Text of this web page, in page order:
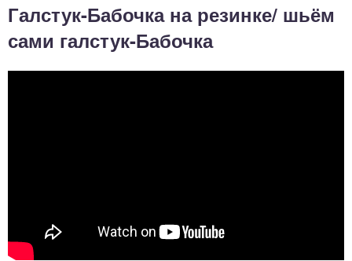
Галстук-Бабочка на резинке/ шьём
сами галстук-Бабочка